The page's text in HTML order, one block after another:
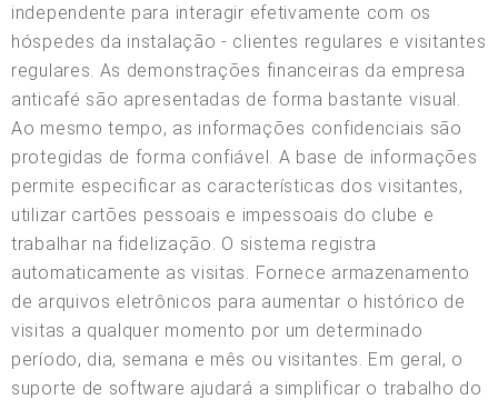
independente para interagir efetivamente com os
hóspedes da instalação - clientes regulares e visitantes
regulares. As demonstrações financeiras da empresa
anticafé são apresentadas de forma bastante visual.
Ao mesmo tempo, as informações confidenciais são
protegidas de forma confiável. A base de informações
permite especificar as características dos visitantes,
utilizar cartões pessoais e impessoais do clube e
trabalhar na fidelização. O sistema registra
automaticamente as visitas. Fornece armazenamento
de arquivos eletrônicos para aumentar o histórico de
visitas a qualquer momento por um determinado
período, dia, semana e mês ou visitantes. Em geral, o
suporte de software ajudará a simplificar o trabalho do